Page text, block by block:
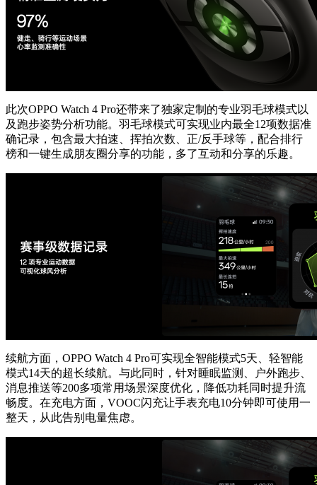
此次OPPO Watch 4 Pro还带来了独家定制的专业羽毛球模式以
及跑步姿势分析功能。羽毛球模式可实现业内最全12项数据准
确记录，包含最大拍速、挥拍次数、正/反手球等，配合排行
榜和一键生成朋友圈分享的功能，多了互动和分享的乐趣。
续航方面，OPPO Watch 4 Pro可实现全智能模式5天、轻智能
模式14天的超长续航。与此同时，针对睡眠监测、户外跑步、
消息推送等200多项常用场景深度优化，降低功耗同时提升流
畅度。在充电方面，VOOC闪充让手表充电10分钟即可使用一
整天，从此告别电量焦虑。